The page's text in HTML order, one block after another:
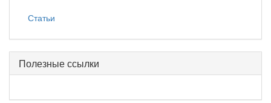
Статьи
Полезные ссылки